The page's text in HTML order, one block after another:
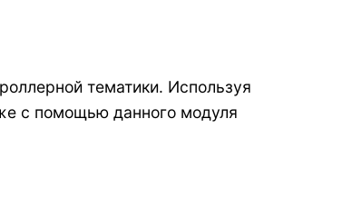
тематики. Используя
с помощью данного модуля